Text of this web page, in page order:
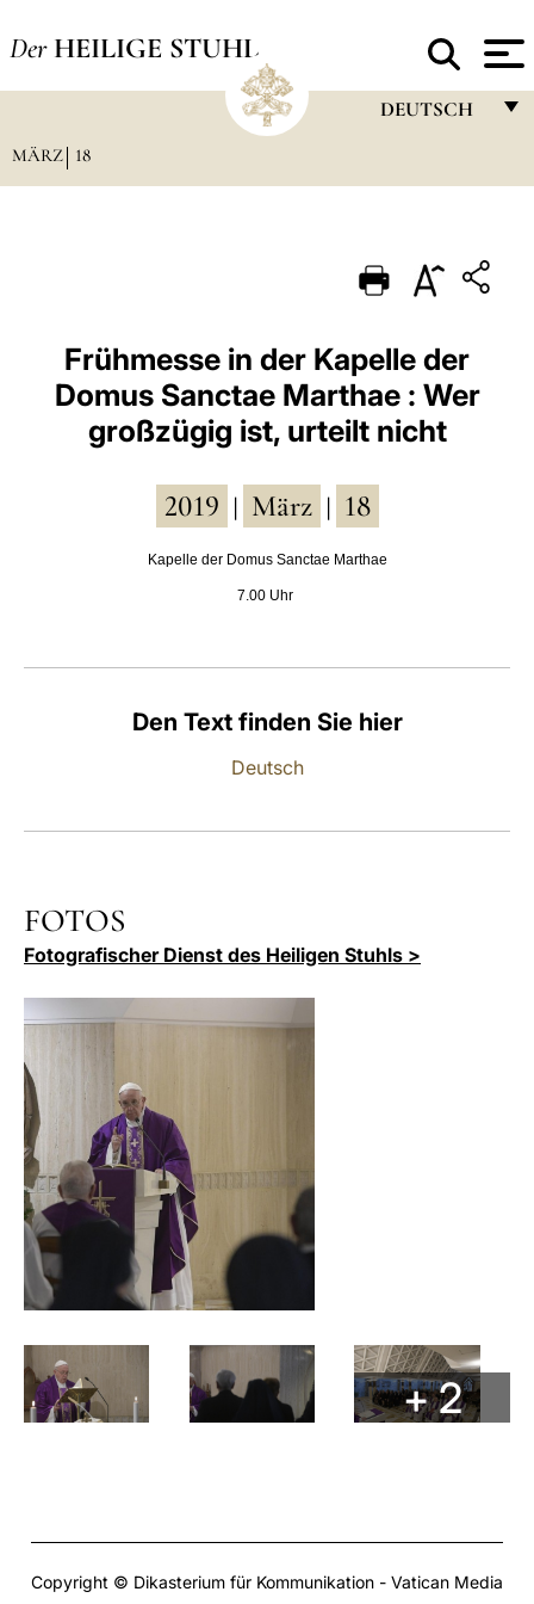
Der HEILIGE STUHL
DEUTSCH
PORTUGUÊS
ESPAÑOL
DEUTSCH
POLSKI
العربيّة
中文
MÄRZ 18
Frühmesse in der Kapelle der
Domus Sanctae Marthae : Wer
großzügig ist, urteilt nicht
2019 März 18
Kapelle der Domus Sanctae Marthae
7.00 Uhr
Den Text finden Sie hier
Deutsch
FOTOS
Fotografischer Dienst des Heiligen Stuhls >
+ 2
Copyright © Dikasterium für Kommunikation - Vatican Media